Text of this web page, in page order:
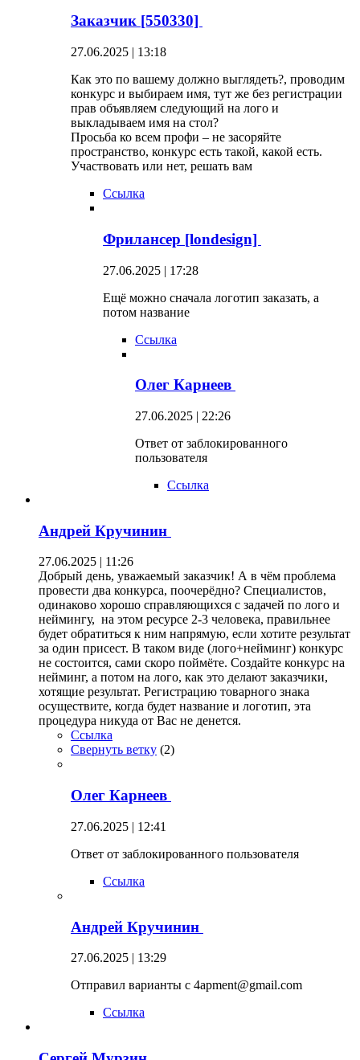
Заказчик [550330]
27.06.2025 | 13:18
Как это по вашему должно выглядеть?, проводим
конкурс и выбираем имя, тут же без регистрации
прав объявляем следующий на лого и
выкладываем имя на стол?
Просьба ко всем профи – не засоряйте
пространство, конкурс есть такой, какой есть.
Участвовать или нет, решать вам
Ссылка
Фрилансер [londesign]
27.06.2025 | 17:28
Ещё можно сначала логотип заказать, а
потом название
Ссылка
Олег Карнеев
27.06.2025 | 22:26
Ответ от заблокированного
пользователя
Ссылка
Андрей Кручинин
27.06.2025 | 11:26
Добрый день, уважаемый заказчик! А в чём проблема
провести два конкурса, поочерёдно? Специалистов,
одинаково хорошо справляющихся с задачей по лого и
неймингу, на этом ресурсе 2-3 человека, правильнее
будет обратиться к ним напрямую, если хотите результат
за один присест. В таком виде (лого+нейминг) конкурс
не состоится, сами скоро поймёте. Создайте конкурс на
нейминг, а потом на лого, как это делают заказчики,
хотящие результат. Регистрацию товарного знака
осуществите, когда будет название и логотип, эта
процедура никуда от Вас не денется.
Ссылка
Свернуть ветку (2)
Олег Карнеев
27.06.2025 | 12:41
Ответ от заблокированного пользователя
Ссылка
Андрей Кручинин
27.06.2025 | 13:29
Отправил варианты с 4apment@gmail.com
Ссылка